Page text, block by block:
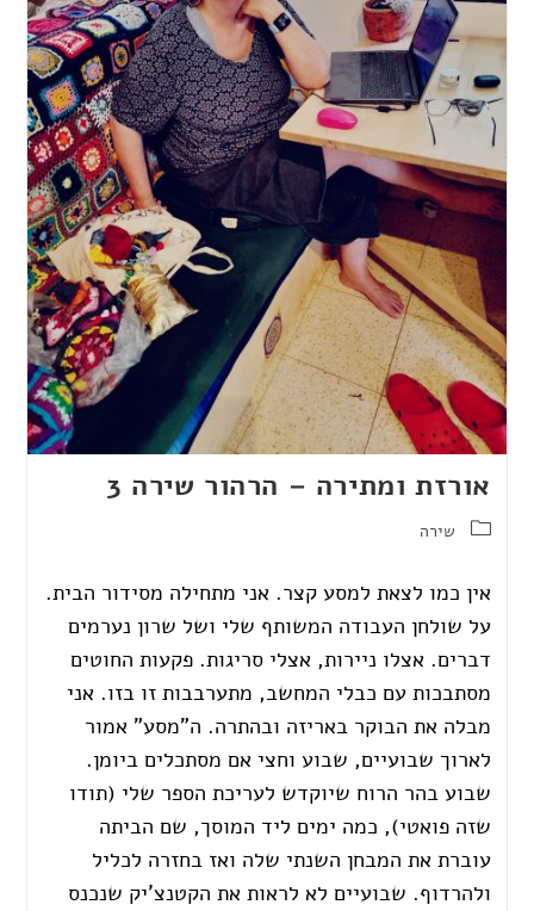
אורזת ומתירה – הרהור שירה 3
שירה
אין כמו לצאת למסע קצר. אני מתחילה מסידור הבית.
על שולחן העבודה המשותף שלי ושל שרון נערמים
דברים. אצלו ניירות, אצלי סריגות. פקעות החוטים
מסתבכות עם כבלי המחשב, מתערבבות זו בזו. אני
מבלה את הבוקר באריזה ובהתרה. ה”מסע” אמור
לארוך שבועיים, שבוע וחצי אם מסתכלים ביומן.
שבוע בהר הרוח שיוקדש לעריכת הספר שלי (תודו
שזה פואטי), כמה ימים ליד המוסך, שם הביתה
עוברת את המבחן השנתי שלה ואז בחזרה לכליל
ולהרדוף. שבועיים לא לראות את הקטנצ’יק שנכנס